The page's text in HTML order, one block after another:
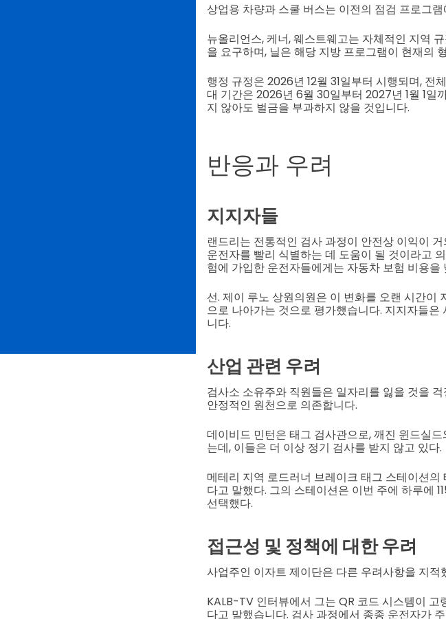
상업용 차량과 스쿨 버스는 이전의 점검 프로그
뉴올리언스, 케너, 웨스트웨고는 자체적인 지역
을 요구하며, 닐은 해당 지방 프로그램이 현재의
행정 규정은 2026년 12월 31일부터 시행되며, 전
대 기간은 2026년 6월 30일부터 2027년 1월 1일
지 않아도 벌금을 부과하지 않을 것입니다.
반응과 우려
지지자들
랜드리는 전통적인 검사 과정이 안전상 이익이
운전자를 빨리 식별하는 데 도움이 될 것이라고
험에 가입한 운전자들에게는 자동차 보험 비용을
선. 제이 루노 상원의원은 이 변화를 오랜 시간이
으로 나아가는 것으로 평가했습니다. 지지자들
니다.
산업 관련 우려
검사소 소유주와 직원들은 일자리를 잃을 것을
안정적인 원천으로 의존합니다.
데이비드 민턴은 태그 검사관으로, 깨진 윈드실
는데, 이들은 더 이상 정기 검사를 받지 않고 있다.
메테리 지역 로드러너 브레이크 태그 스테이션
다고 말했다. 그의 스테이션은 이번 주에 하루에
선택했다.
접근성 및 정책에 대한 우려
사업주인 이자트 제이단은 다른 우려사항을 지적
KALB-TV 인터뷰에서 그는 QR 코드 시스템이
다고 말했습니다. 검사 과정에서 종종 운전자가